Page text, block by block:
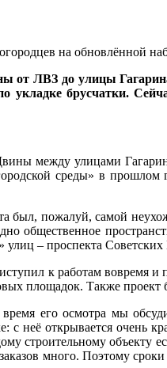
от ЛВЗ до улицы
брусчатки.
между улицами
среды» в
был, пожалуй, самой
общественное
улиц – проспекта
к работам вовремя
площадок. Также
его осмотра мы
неё открывается очень
строительному объекту
много. Поэтому